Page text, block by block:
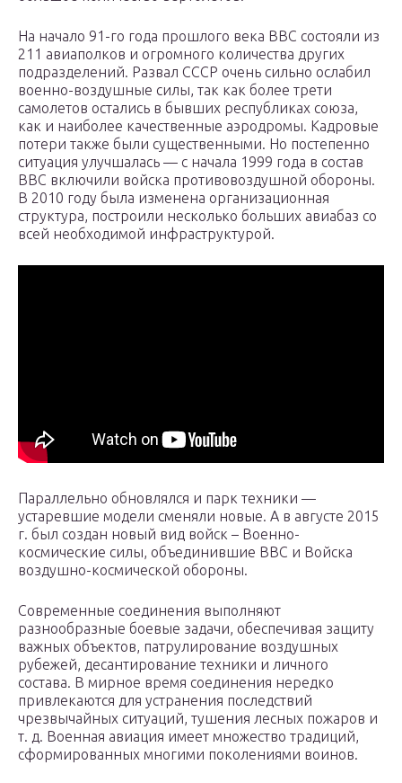
На начало 91-го года прошлого века ВВС состояли из
211 авиаполков и огромного количества других
подразделений. Развал СССР очень сильно ослабил
военно-воздушные силы, так как более трети
самолетов остались в бывших республиках союза,
как и наиболее качественные аэродромы. Кадровые
потери также были существенными. Но постепенно
ситуация улучшалась — с начала 1999 года в состав
ВВС включили войска противовоздушной обороны.
В 2010 году была изменена организационная
структура, построили несколько больших авиабаз со
всей необходимой инфраструктурой.
Параллельно обновлялся и парк техники —
устаревшие модели сменяли новые. А в августе 2015
г. был создан новый вид войск – Военно-
космические силы, объединившие ВВС и Войска
воздушно-космической обороны.
Современные соединения выполняют
разнообразные боевые задачи, обеспечивая защиту
важных объектов, патрулирование воздушных
рубежей, десантирование техники и личного
состава. В мирное время соединения нередко
привлекаются для устранения последствий
чрезвычайных ситуаций, тушения лесных пожаров и
т. д. Военная авиация имеет множество традиций,
сформированных многими поколениями воинов.